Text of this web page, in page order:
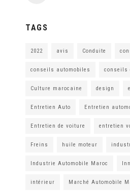
TAGS
2022 avis Conduite
conseils automobiles conseils
Culture marocaine design
Entretien Auto Entretien
Entretien de voiture entretien
Freins huile moteur
Industrie Automobile Maroc
intérieur Marché Automobile